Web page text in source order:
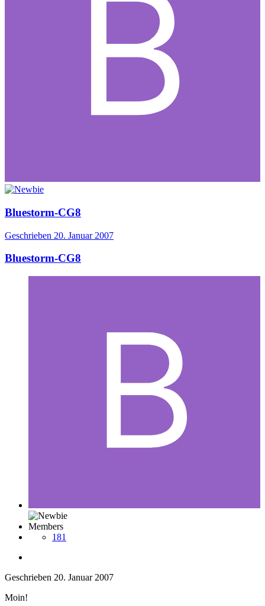
Bluestorm-CG8
Geschrieben 20. Januar 2007
Bluestorm-CG8
Members
181
Geschrieben 20. Januar 2007
Moin!